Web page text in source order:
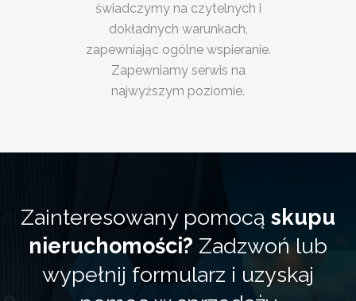
świadczymy na czytelnych i
dokładnych warunkach,
zapewniając ogólne wspieranie.
Zapewniamy serwis na
najwyższym poziomie.
Zainteresowany pomocą skupu
nieruchomości? Zadzwoń lub
wypełnij formularz i uzyskaj